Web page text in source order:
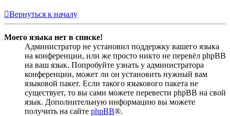
Вернуться к началу
Моего языка нет в списке!
Администратор не установил поддержку вашего языка
на конференции, или же просто никто не перевёл phpBB
на ваш язык. Попробуйте узнать у администратора
конференции, может ли он установить нужный вам
языковой пакет. Если такого языкового пакета не
существует, то вы сами можете перевести phpBB на свой
язык. Дополнительную информацию вы можете
получить на сайте phpBB®.